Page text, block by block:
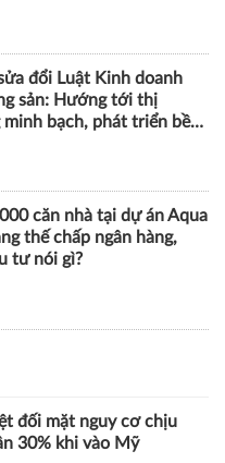
đổi Luật Kinh doanh
sản: Hướng tới thị
bạch, phát triển bền
căn nhà tại dự án Aqua
thế chấp ngân hàng,
tư nói gì?
đối mặt nguy cơ chịu
30% khi vào Mỹ